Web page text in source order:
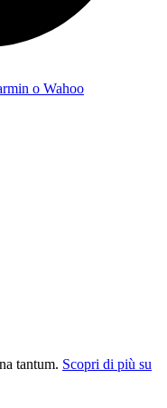
o Wahoo
tantum. Scopri di più su